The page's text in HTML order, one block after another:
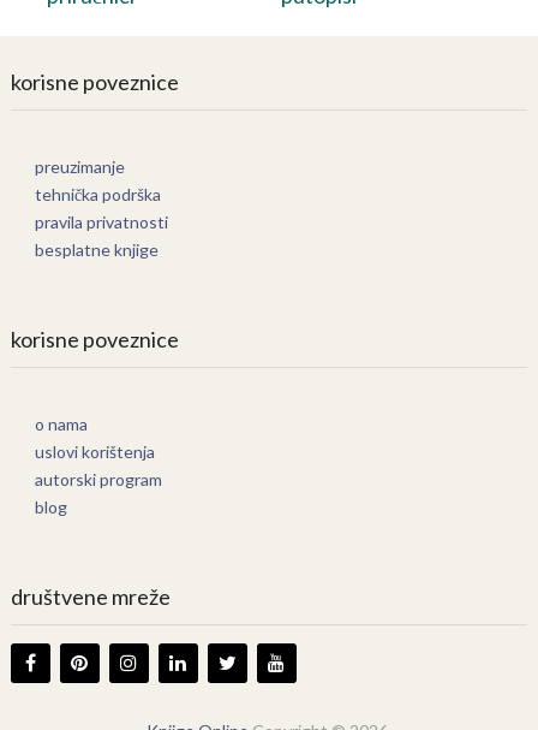
korisne poveznice
preuzimanje
tehnička podrška
pravila privatnosti
besplatne knjige
korisne poveznice
o nama
uslovi korištenja
autorski program
blog
društvene mreže